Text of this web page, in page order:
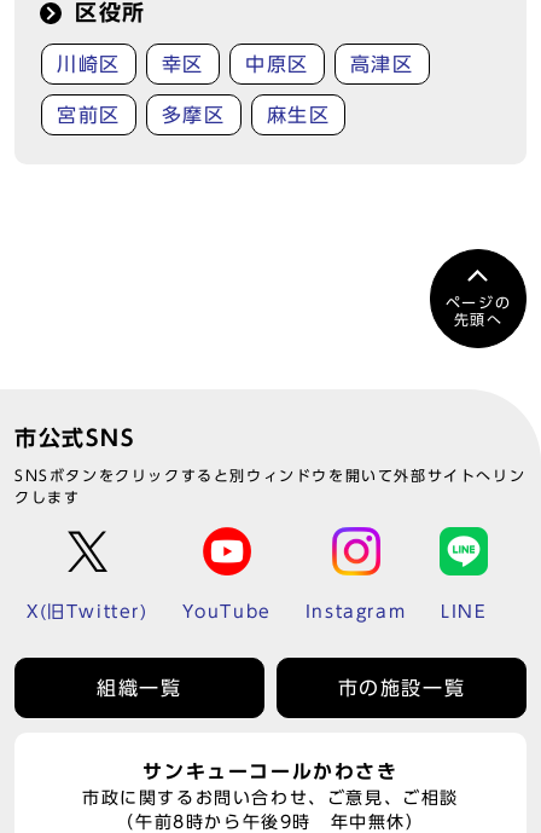
区役所
川崎区 幸区 中原区 高津区
宮前区 多摩区 麻生区
ページの
先頭へ
市公式SNS
SNSボタンをクリックすると別ウィンドウを開いて外部サイトへリン
クします
X(旧Twitter) YouTube Instagram LINE
組織一覧 市の施設一覧
サンキューコールかわさき
市政に関するお問い合わせ、ご意見、ご相談
（午前8時から午後9時 年中無休）